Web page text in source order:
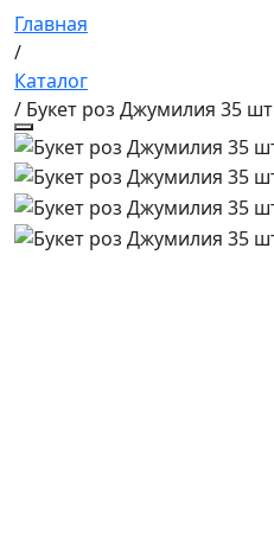
Главная
/
Каталог
/ Букет роз Джумилия 35 шт